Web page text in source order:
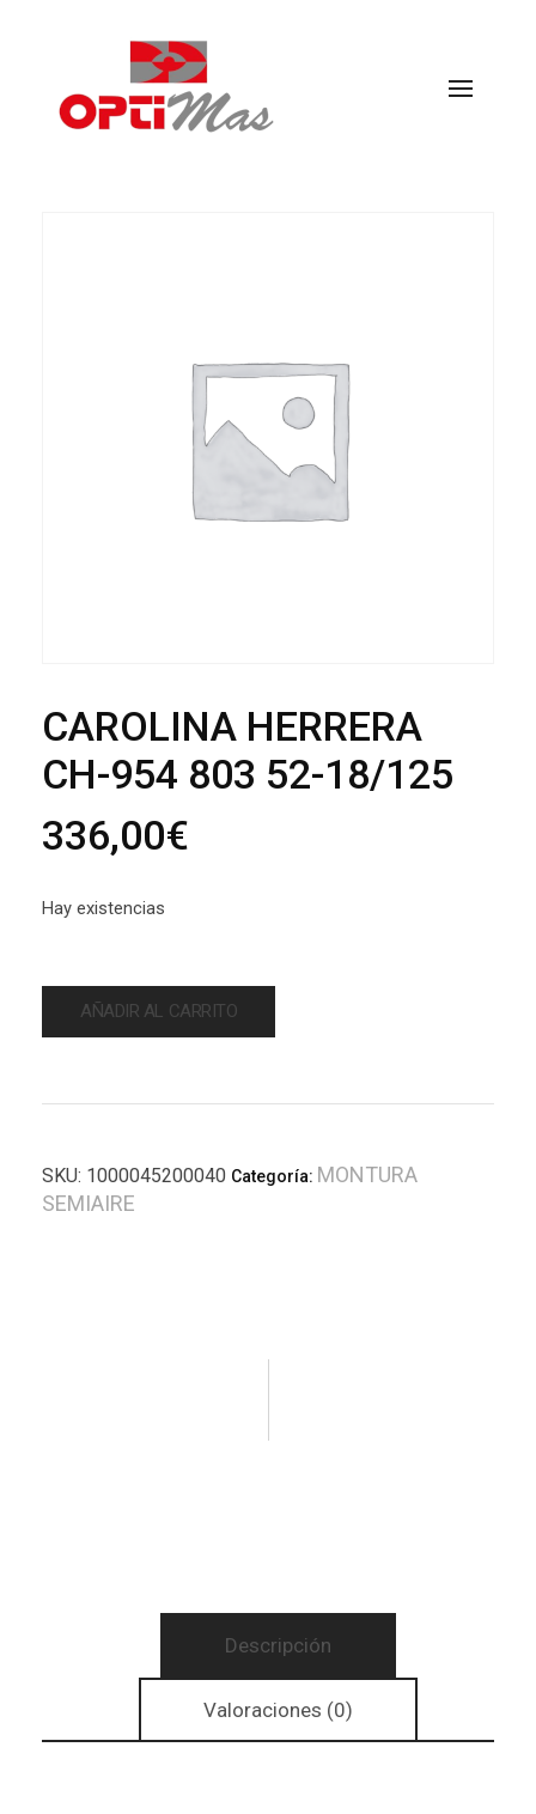
CAROLINA HERRERA
CH-954 803 52-18/125
336,00€
Hay existencias
AÑADIR AL CARRITO
SKU: 1000045200040 Categoría: MONTURA
SEMIAIRE
Descripción
Valoraciones (0)